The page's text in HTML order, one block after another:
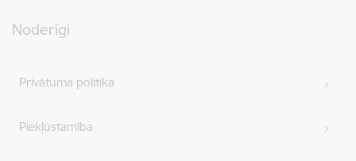
Noderīgi
Privātuma politika
Piekļūstamība